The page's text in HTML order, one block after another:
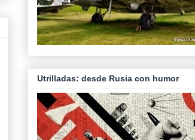
Utrilladas: desde Rusia con humor